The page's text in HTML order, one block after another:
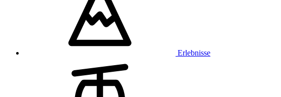
Erlebnisse